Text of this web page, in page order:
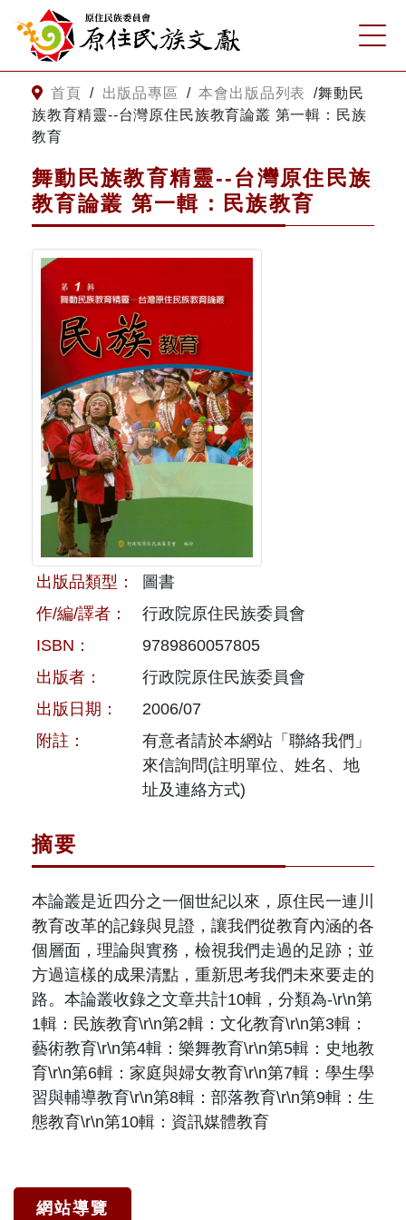
跳到主要內容
網站導覽
關於原住民族文獻會
原住民族文獻會設置要點
委員介紹
歷次會議記錄
最新消息
網站訊息
徵稿訊息
出版品專區
本會出版品列表
與國史館共同出版品介紹
出版品查詢
本期內容
歷史期刊
訂閱電子報
徵稿說明
期刊查詢
相關連結
首頁 / 出版品專區 / 本會出版品列表 /舞動民
族教育精靈--台灣原住民族教育論叢 第一輯：民族
教育
舞動民族教育精靈--台灣原住民族
教育論叢 第一輯：民族教育
出版品類型：
圖書
作/編/譯者：
行政院原住民族委員會
ISBN：
9789860057805
出版者：
行政院原住民族委員會
出版日期：
2006/07
附註：
有意者請於本網站「聯絡我們」
來信詢問(註明單位、姓名、地
址及連絡方式)
摘要
本論叢是近四分之一個世紀以來，原住民一連川
教育改革的記錄與見證，讓我們從教育內涵的各
個層面，理論與實務，檢視我們走過的足跡；並
方過這樣的成果清點，重新思考我們未來要走的
路。本論叢收錄之文章共計10輯，分類為-\r\n第
1輯：民族教育\r\n第2輯：文化教育\r\n第3輯：
藝術教育\r\n第4輯：樂舞教育\r\n第5輯：史地教
育\r\n第6輯：家庭與婦女教育\r\n第7輯：學生學
習與輔導教育\r\n第8輯：部落教育\r\n第9輯：生
態教育\r\n第10輯：資訊媒體教育
網站導覽